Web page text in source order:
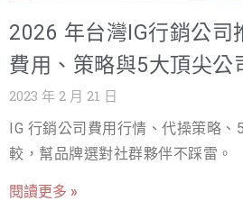
2026 年台灣IG行銷公司
費用、策略與5大頂尖公
2023 年 2 月 21 日
IG 行銷公司費用行情、代操策略、
較，幫品牌選對社群夥伴不踩雷。
閱讀更多 »